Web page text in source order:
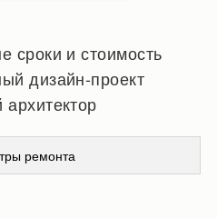
сроки и стоимость
дизайн-проект
ремонта